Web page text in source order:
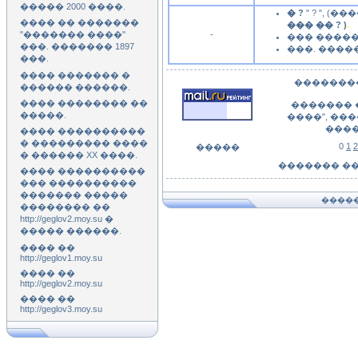
����� 2000 ����.
���� �� �������
"������� ����"
���. ������� 1897
���.
���� ������� �
������ ������.
���� �������� ��
�����.
���� ����������
� ��������� ����
� ������ XX ����.
���� ����������
��� ����������
������� �����
�������� ��
http://geglov2.moy.su �
����� ������.
���� ��
http://geglov1.moy.su
���� ��
http://geglov2.moy.su
���� ��
http://geglov3.moy.su
-
� ? " ? ",
��� �� ? ).
���
���.
�������
����",
�����
0 1 2
�������